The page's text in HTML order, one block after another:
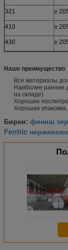
321 ≥
410 ≥
430 ≥
Наше преимущество
Все материалы
Наиболее ранние
на складе)
Хорошие
Хорошая упаковка.
Бирки: финиш
Ferritic